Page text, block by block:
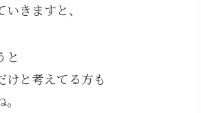
きますと、
と
けと考えてる方も